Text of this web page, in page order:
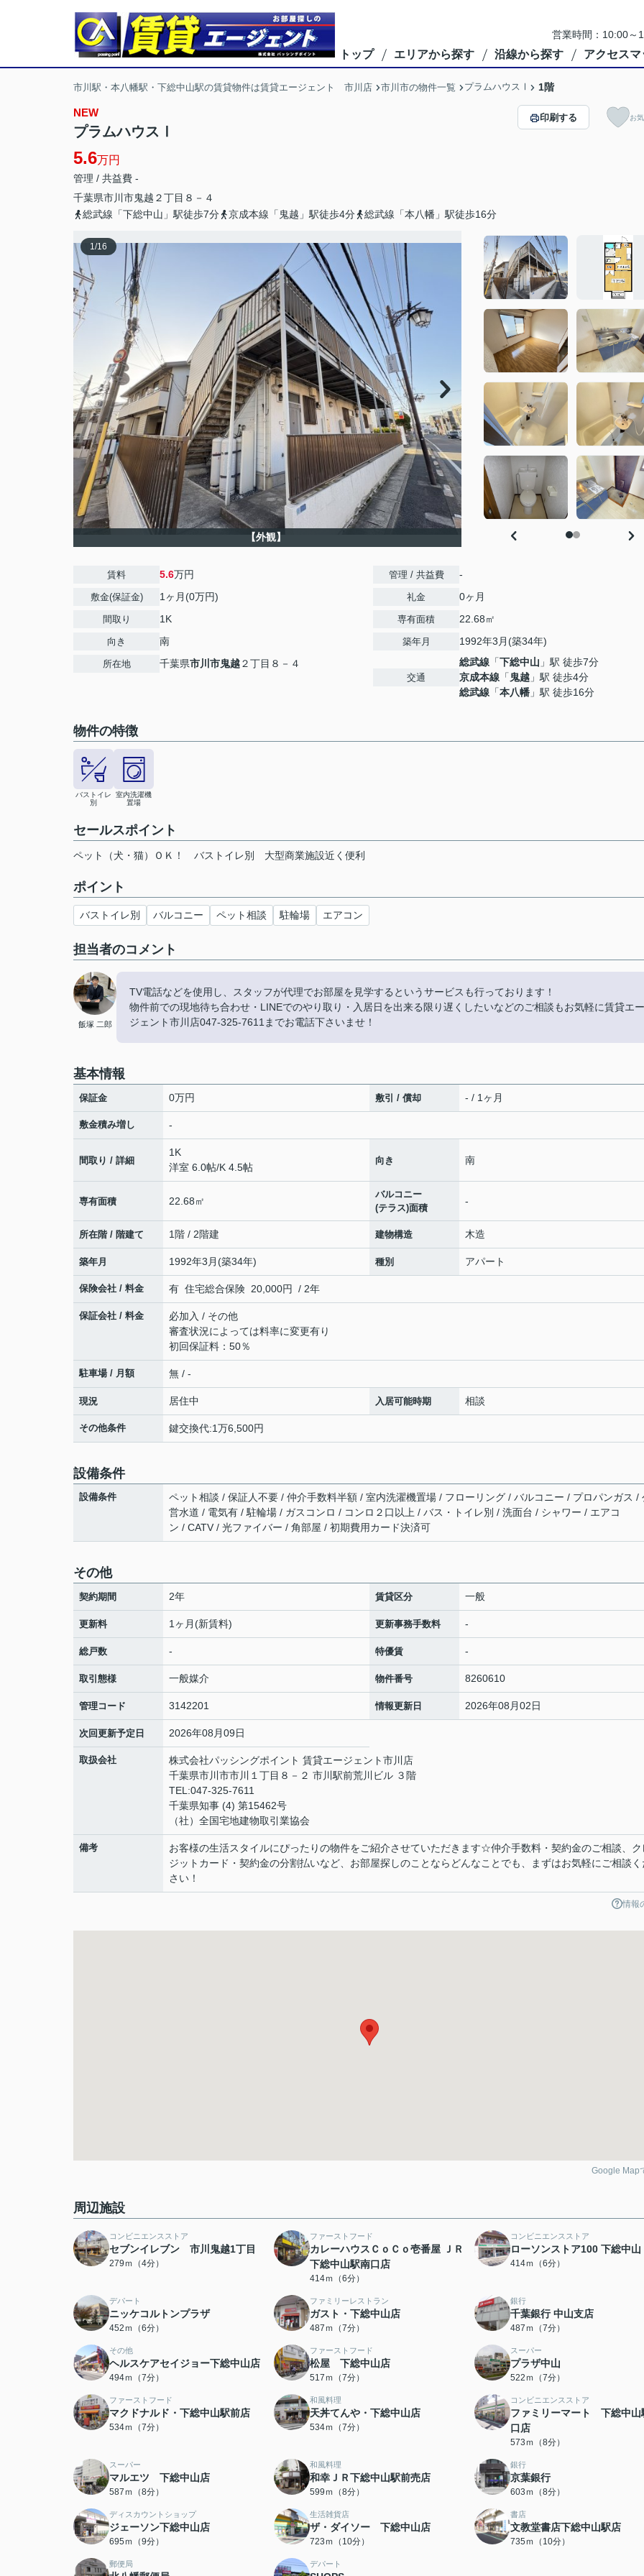
営業時間：10:00～
トップ エリアから探す 沿線から探す アクセスマ
市川駅・本八幡駅・下総中山駅の賃貸物件は賃貸エージェント 市川店 市川市の物件一覧 プラムハウスⅠ 1階
NEW
プラムハウスⅠ
5.6万円
管理 / 共益費 -
千葉県市川市鬼越 ２丁目８－４
総武線「下総中山」駅徒歩7分
京成本線「鬼越」駅徒歩4分 総武線「本八幡」駅徒歩16分
印刷する お
1/16
【外観】
賃料 5.6万円
敷金(保証金) 1ヶ月(0万円)
間取り 1K
向き 南
所在地 千葉県市川市鬼越２丁目８－４
管理 / 共益費 -
礼金 0ヶ月
専有面積 22.68㎡
築年月 1992年3月(築34年)
交通
総武線 「下総中山 」駅 徒歩7分
京成本線 「 鬼越 」駅 徒歩4分
総武線 「本八幡 」駅 徒歩16分
物件の特徴
バストイレ
別
室内洗濯機
置場
セールスポイント
ペット（犬・猫）ＯＫ！ バストイレ別 大型商業施設近く便利
ポイント
バストイレ別 バルコニー ペット相談 駐輪場 エアコン
担当者のコメント
飯塚 二郎
TV電話などを使用し、スタッフが代理でお部屋を見学するというサービスも行っております！
物件前での現地待ち合わせ・LINEでのやり取り・入居日を出来る限り遅くしたいなどのご相談もお気軽に賃貸エー
ジェント市川店047-325-7611までお電話下さいませ！
基本情報
保証金 0万円 敷引 / 償却 - / 1ヶ月
敷金積み増し -
間取り / 詳細
1K
洋室 6.0帖/K 4.5帖
向き 南
専有面積 22.68㎡
バルコニー
(テラス)面積
-
所在階 / 階建て 1階 / 2階建 建物構造 木造
築年月 1992年3月(築34年) 種別 アパート
保険会社 / 料金 有 住宅総合保険 20,000円 / 2年
保証会社 / 料金
必加入 / その他
審査状況によっては料率に変更有り
初回保証料：50％
駐車場 / 月額 無 / -
現況 居住中 入居可能時期 相談
その他条件 鍵交換代:1万6,500円
設備条件
設備条件
ペット相談 / 保証人不要 / 仲介手数料半額 / 室内洗濯機置場 / フローリング / バルコニー / プロパンガス /
営水道 / 電気有 / 駐輪場 / ガスコンロ / コンロ２口以上 / バス・トイレ別 / 洗面台 / シャワー / エアコ
ン / CATV / 光ファイバー / 角部屋 / 初期費用カード決済可
その他
契約期間 2年 賃貸区分 一般
更新料 1ヶ月(新賃料) 更新事務手数料 -
総戸数 - 特優賃 -
取引態様 一般媒介 物件番号 8260610
管理コード 3142201 情報更新日 2026年08月02日
次回更新予定日 2026年08月09日
取扱会社
株式会社パッシングポイント 賃貸エージェント市川店
千葉県市川市市川１丁目８－２ 市川駅前荒川ビル ３階
TEL:047-325-7611
千葉県知事 (4) 第15462号
（社）全国宅地建物取引業協会
備考
お客様の生活スタイルにぴったりの物件をご紹介させていただきます☆仲介手数料・契約金のご相談、ク
ジットカード・契約金の分割払いなど、お部屋探しのことならどんなことでも、まずはお気軽にご相談く
さい！
情報
Google Map
周辺施設
コンビニエンスストア
セブンイレブン 市川鬼越1丁目
279ｍ（4分）
ファーストフード
カレーハウスＣｏＣｏ壱番屋 ＪＲ
下総中山駅南口店
414ｍ（6分）
コンビニエンスストア
ローソンストア100 下総中山
414ｍ（6分）
デパート
ニッケコルトンプラザ
452ｍ（6分）
ファミリーレストラン
ガスト・下総中山店
487ｍ（7分）
銀行
千葉銀行 中山支店
487ｍ（7分）
その他
ヘルスケアセイジョー下総中山店
494ｍ（7分）
ファーストフード
松屋 下総中山店
517ｍ（7分）
スーパー
プラザ中山
522ｍ（7分）
ファーストフード
マクドナルド・下総中山駅前店
534ｍ（7分）
和風料理
天丼てんや・下総中山店
534ｍ（7分）
コンビニエンスストア
ファミリーマート 下総中山
口店
573ｍ（8分）
スーパー
マルエツ 下総中山店
587ｍ（8分）
和風料理
和幸ＪＲ下総中山駅前売店
599ｍ（8分）
銀行
京葉銀行
603ｍ（8分）
ディスカウントショップ
ジェーソン下総中山店
695ｍ（9分）
生活雑貨店
ザ・ダイソー 下総中山店
723ｍ（10分）
書店
文教堂書店下総中山駅店
735ｍ（10分）
郵便局 デパート